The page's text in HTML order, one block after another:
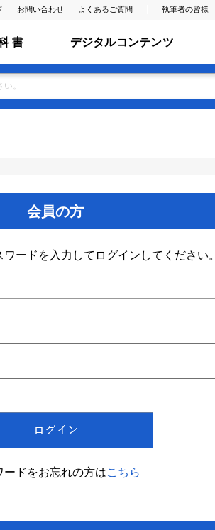
お問い合わせ よくあるご質問 執筆者の皆様
書 デジタルコンテンツ
会員の方
ードを入力してログインしてください。
ードをお忘れの方はこちら